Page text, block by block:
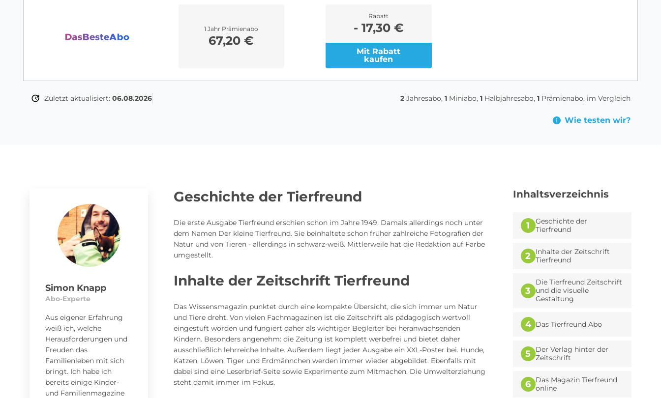
1 Jahr Prämienabo
67,20 €
Rabatt
- 17,30 €
Mit Rabatt
kaufen
Zuletzt aktualisiert: 06.08.2026 2 Jahresabo, 1 Miniabo, 1 Halbjahresabo, 1 Prämienabo, im Vergleich
Wie testen wir?
Simon Knapp
Abo-Experte
Aus eigener Erfahrung
weiß ich, welche
Herausforderungen und
Freuden das
Familienleben mit sich
bringt. Ich habe ich
bereits einige Kinder-
und Familienmagazine
Geschichte der Tierfreund
Die erste Ausgabe Tierfreund erschien schon im Jahre 1949. Damals allerdings noch unter
dem Namen Der kleine Tierfreund. Sie beinhaltete schon früher zahlreiche Fotografien der
Natur und von Tieren - allerdings in schwarz-weiß. Mittlerweile hat die Redaktion auf Farbe
umgestellt.
Inhalte der Zeitschrift Tierfreund
Das Wissensmagazin punktet durch eine kompakte Übersicht, die sich immer um Natur
und Tiere dreht. Von vielen Fachmagazinen ist die Zeitschrift als pädagogisch wertvoll
eingestuft worden und fungiert daher als wichtiger Begleiter bei heranwachsenden
Kindern. Besonders angenehm: die Zeitung ist komplett werbefrei und bietet daher
ausschließlich lehrreiche Inhalte. Außerdem liegt jeder Ausgabe ein XXL-Poster bei. Hunde,
Katzen, Löwen, Tiger und Erdmännchen werden immer wieder abgebildet. Ebenfalls mit
dabei sind eine Leserbrief-Seite sowie Experimente zum Mitmachen. Die Umwelterziehung
steht damit immer im Fokus.
Inhaltsverzeichnis
1
Geschichte der
Tierfreund
2 Inhalte der Zeitschrift
Tierfreund
3
Die Tierfreund Zeitschrift
und die visuelle
Gestaltung
4 Das Tierfreund Abo
5 Der Verlag hinter der
Zeitschrift
6 Das Magazin Tierfreund
online